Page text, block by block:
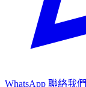
WhatsApp 聯絡我們